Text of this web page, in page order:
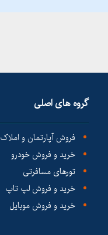
گروه های اصلی
فروش آپارتمان و املاک
خرید و فروش خودرو
تورهای مسافرتی
خرید و فروش لپ تاپ
خرید و فروش موبایل